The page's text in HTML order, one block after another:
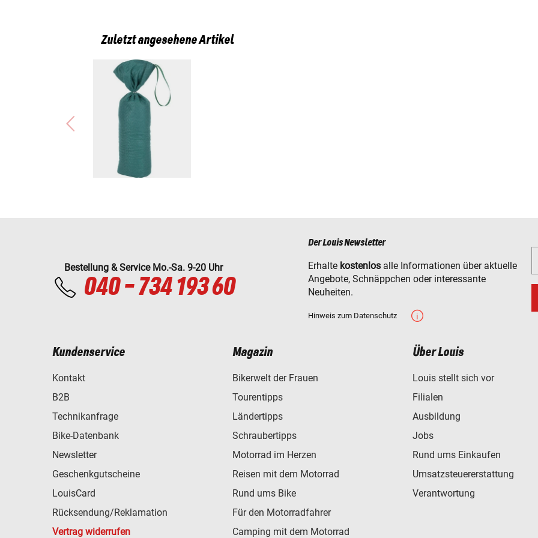
Zuletzt angesehene Artikel
Bestellung & Service Mo.-Sa. 9-20 Uhr
040 - 734 193 60
Der Louis Newsletter
Erhalte kostenlos alle Informationen über aktuelle
Angebote, Schnäppchen oder interessante
Neuheiten.
Hinweis zum Datenschutz
Kundenservice
Kontakt
B2B
Technikanfrage
Bike-Datenbank
Newsletter
Geschenkgutscheine
LouisCard
Rücksendung/Reklamation
Vertrag widerrufen
Magazin
Bikerwelt der Frauen
Tourentipps
Ländertipps
Schraubertipps
Motorrad im Herzen
Reisen mit dem Motorrad
Rund ums Bike
Für den Motorradfahrer
Camping mit dem Motorrad
Über Louis
Louis stellt sich vor
Filialen
Ausbildung
Jobs
Rund ums Einkaufen
Umsatzsteuererstattung
Verantwortung